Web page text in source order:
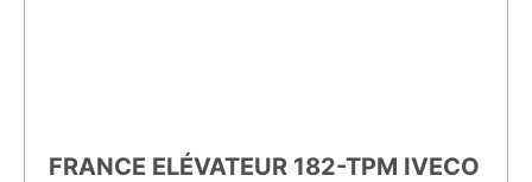
FRANCE ELÉVATEUR 182-TPM IVECO